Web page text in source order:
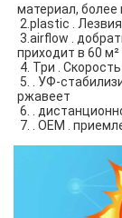
материал, более
2.plastic .
приходит в 60 м²
4. Три .
ржавеет
6. .
7. . OEM .